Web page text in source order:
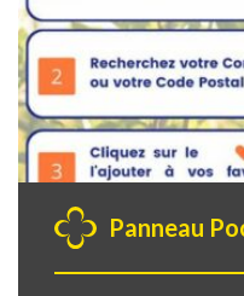
Panneau